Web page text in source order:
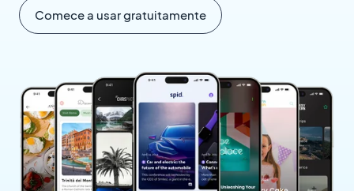
Comece a usar gratuitamente